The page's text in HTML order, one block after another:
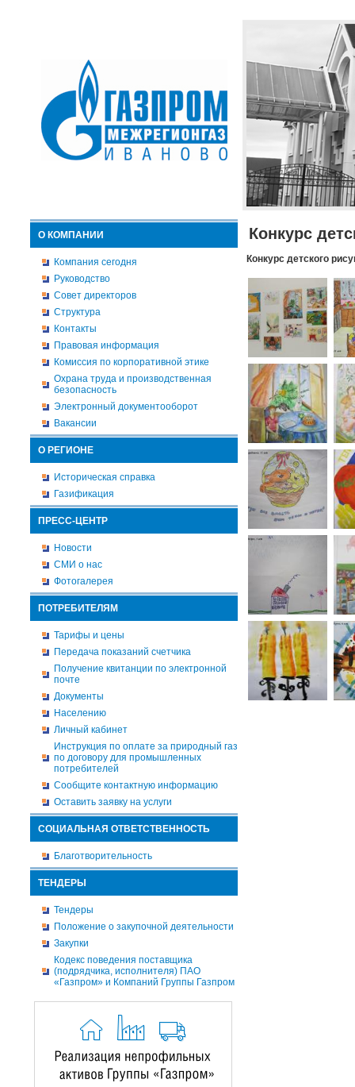
О КОМПАНИИ
Компания сегодня
Руководство
Совет директоров
Структура
Контакты
Правовая информация
Комиссия по корпоративной этике
Охрана труда и производственная
безопасность
Электронный документооборот
Вакансии
О РЕГИОНЕ
Историческая справка
Газификация
ПРЕСС-ЦЕНТР
Новости
СМИ о нас
Фотогалерея
ПОТРЕБИТЕЛЯМ
Тарифы и цены
Передача показаний счетчика
Получение квитанции по электронной
почте
Документы
Населению
Личный кабинет
Инструкция по оплате за природный газ
по договору для промышленных
потребителей
Сообщите контактную информацию
Оставить заявку на услуги
СОЦИАЛЬНАЯ ОТВЕТСТВЕННОСТЬ
Благотворительность
ТЕНДЕРЫ
Тендеры
Положение о закупочной деятельности
Закупки
Кодекс поведения поставщика
(подрядчика, исполнителя) ПАО
«Газпром» и Компаний Группы Газпром
Конкурс
Конкурс детского